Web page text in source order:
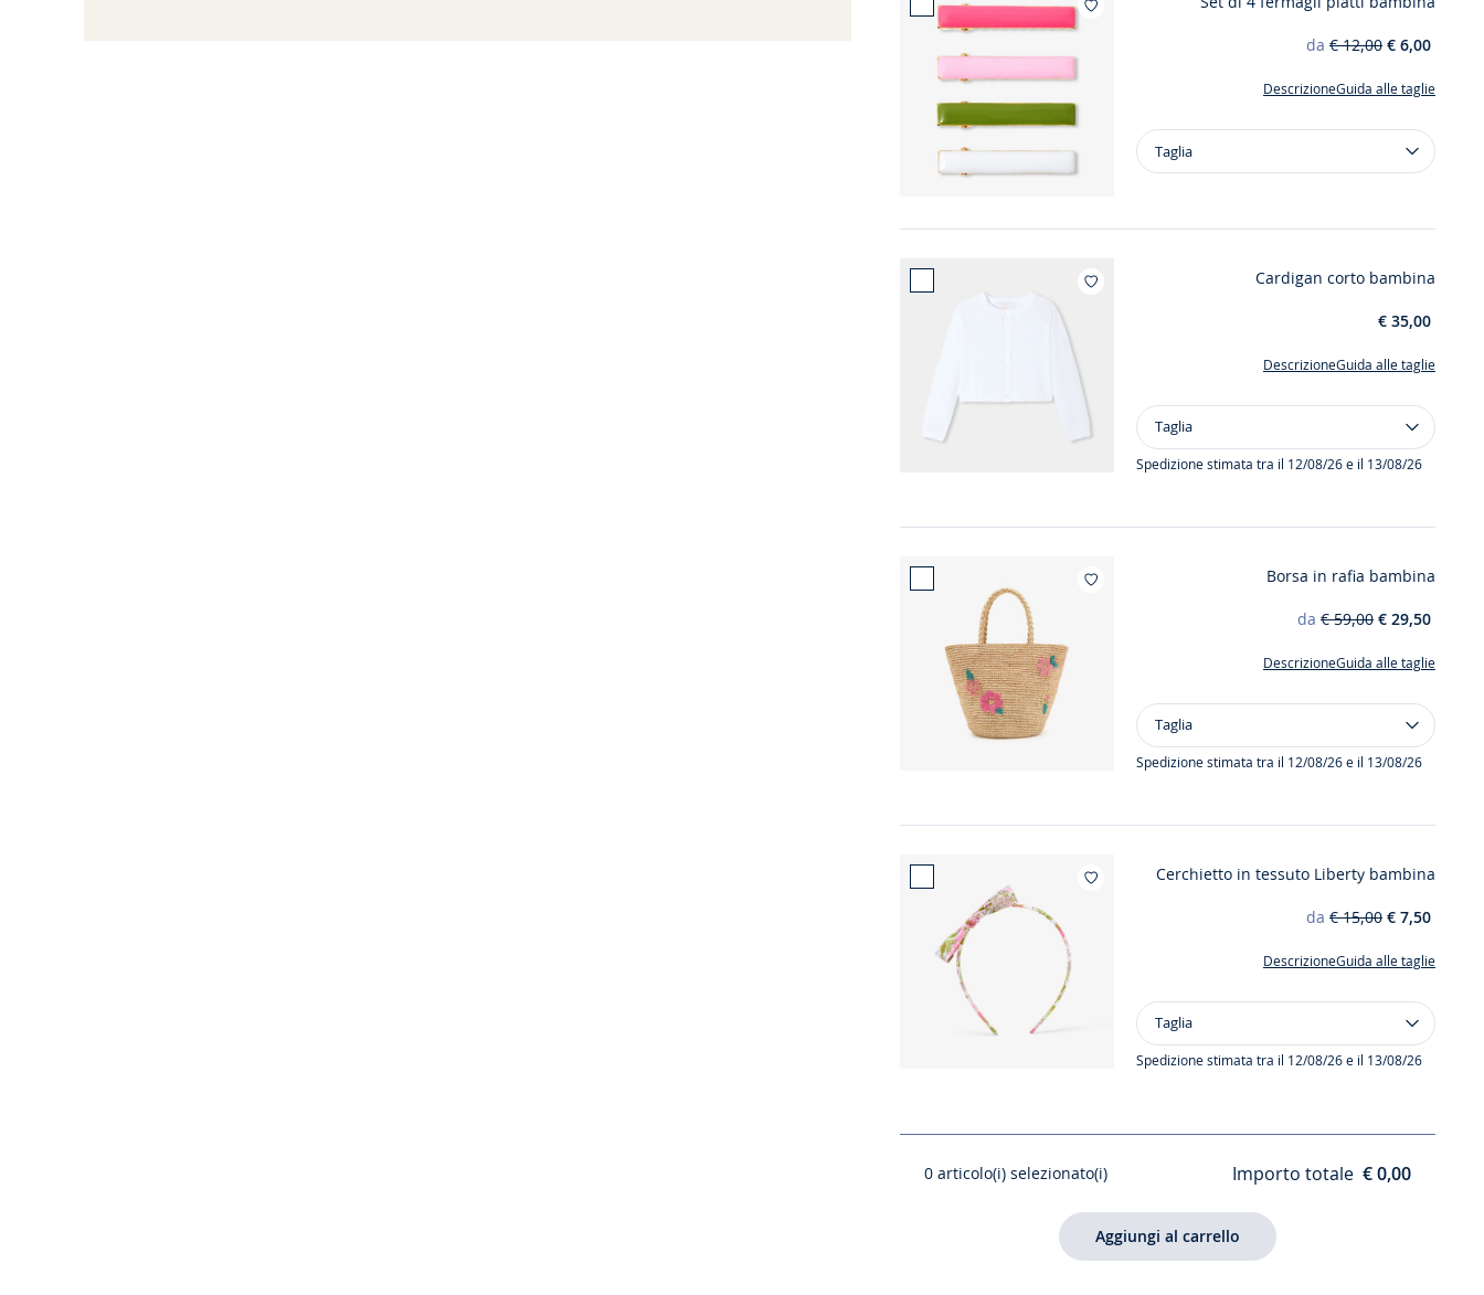
Aggiungi ai miei preferiti : Set di 4
da € 12,00 € 6,00
Descrizione Guida alle taglie
Taglia
Set
fermagli
Taglia
Aggiungi ai miei preferiti : Cardigan corto
Cardigan corto bambina
€ 35,00
Descrizione Guida alle taglie
Taglia
Cardigan
corto
Taglia
Spedizione stimata tra il 12/08/26 e il 13/08/26
Aggiungi ai miei preferiti : Borsa in rafia bambina
Borsa in rafia bambina
da € 59,00 € 29,50
Descrizione Guida alle taglie
Taglia
Borsa
in
Taglia
Spedizione stimata tra il 12/08/26 e il 13/08/26
Aggiungi ai miei preferiti : Cerchietto
Cerchietto in tessuto Liberty bambina
da € 15,00 € 7,50
Descrizione Guida alle taglie
Taglia
Cerchietto
in
bambina
Taglia
Spedizione stimata tra il 12/08/26 e il 13/08/26
0 articolo(i) selezionato(i) Importo totale € 0,00